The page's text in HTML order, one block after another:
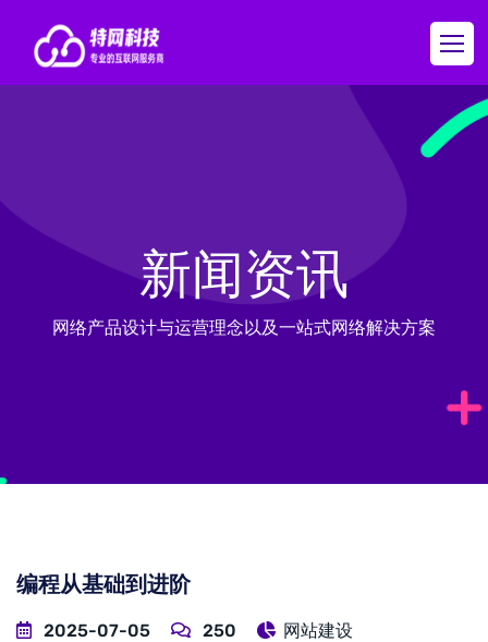
新闻资讯
网络产品设计与运营理念以及一站式网络解决方案
编程从基础到进阶
2025-07-05 250 网站建设